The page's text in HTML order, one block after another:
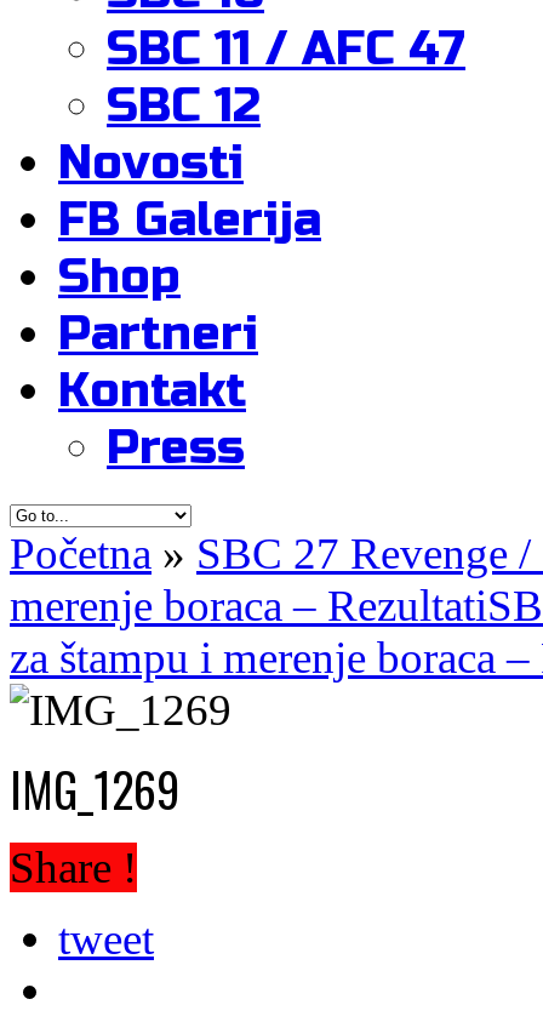
SBC 11 / AFC 47
SBC 12
Novosti
FB Galerija
Shop
Partneri
Kontakt
Press
Početna » SBC 27 Revenge
merenje boraca – Rezultati
za štampu i merenje boraca
IMG_1269
Share !
tweet